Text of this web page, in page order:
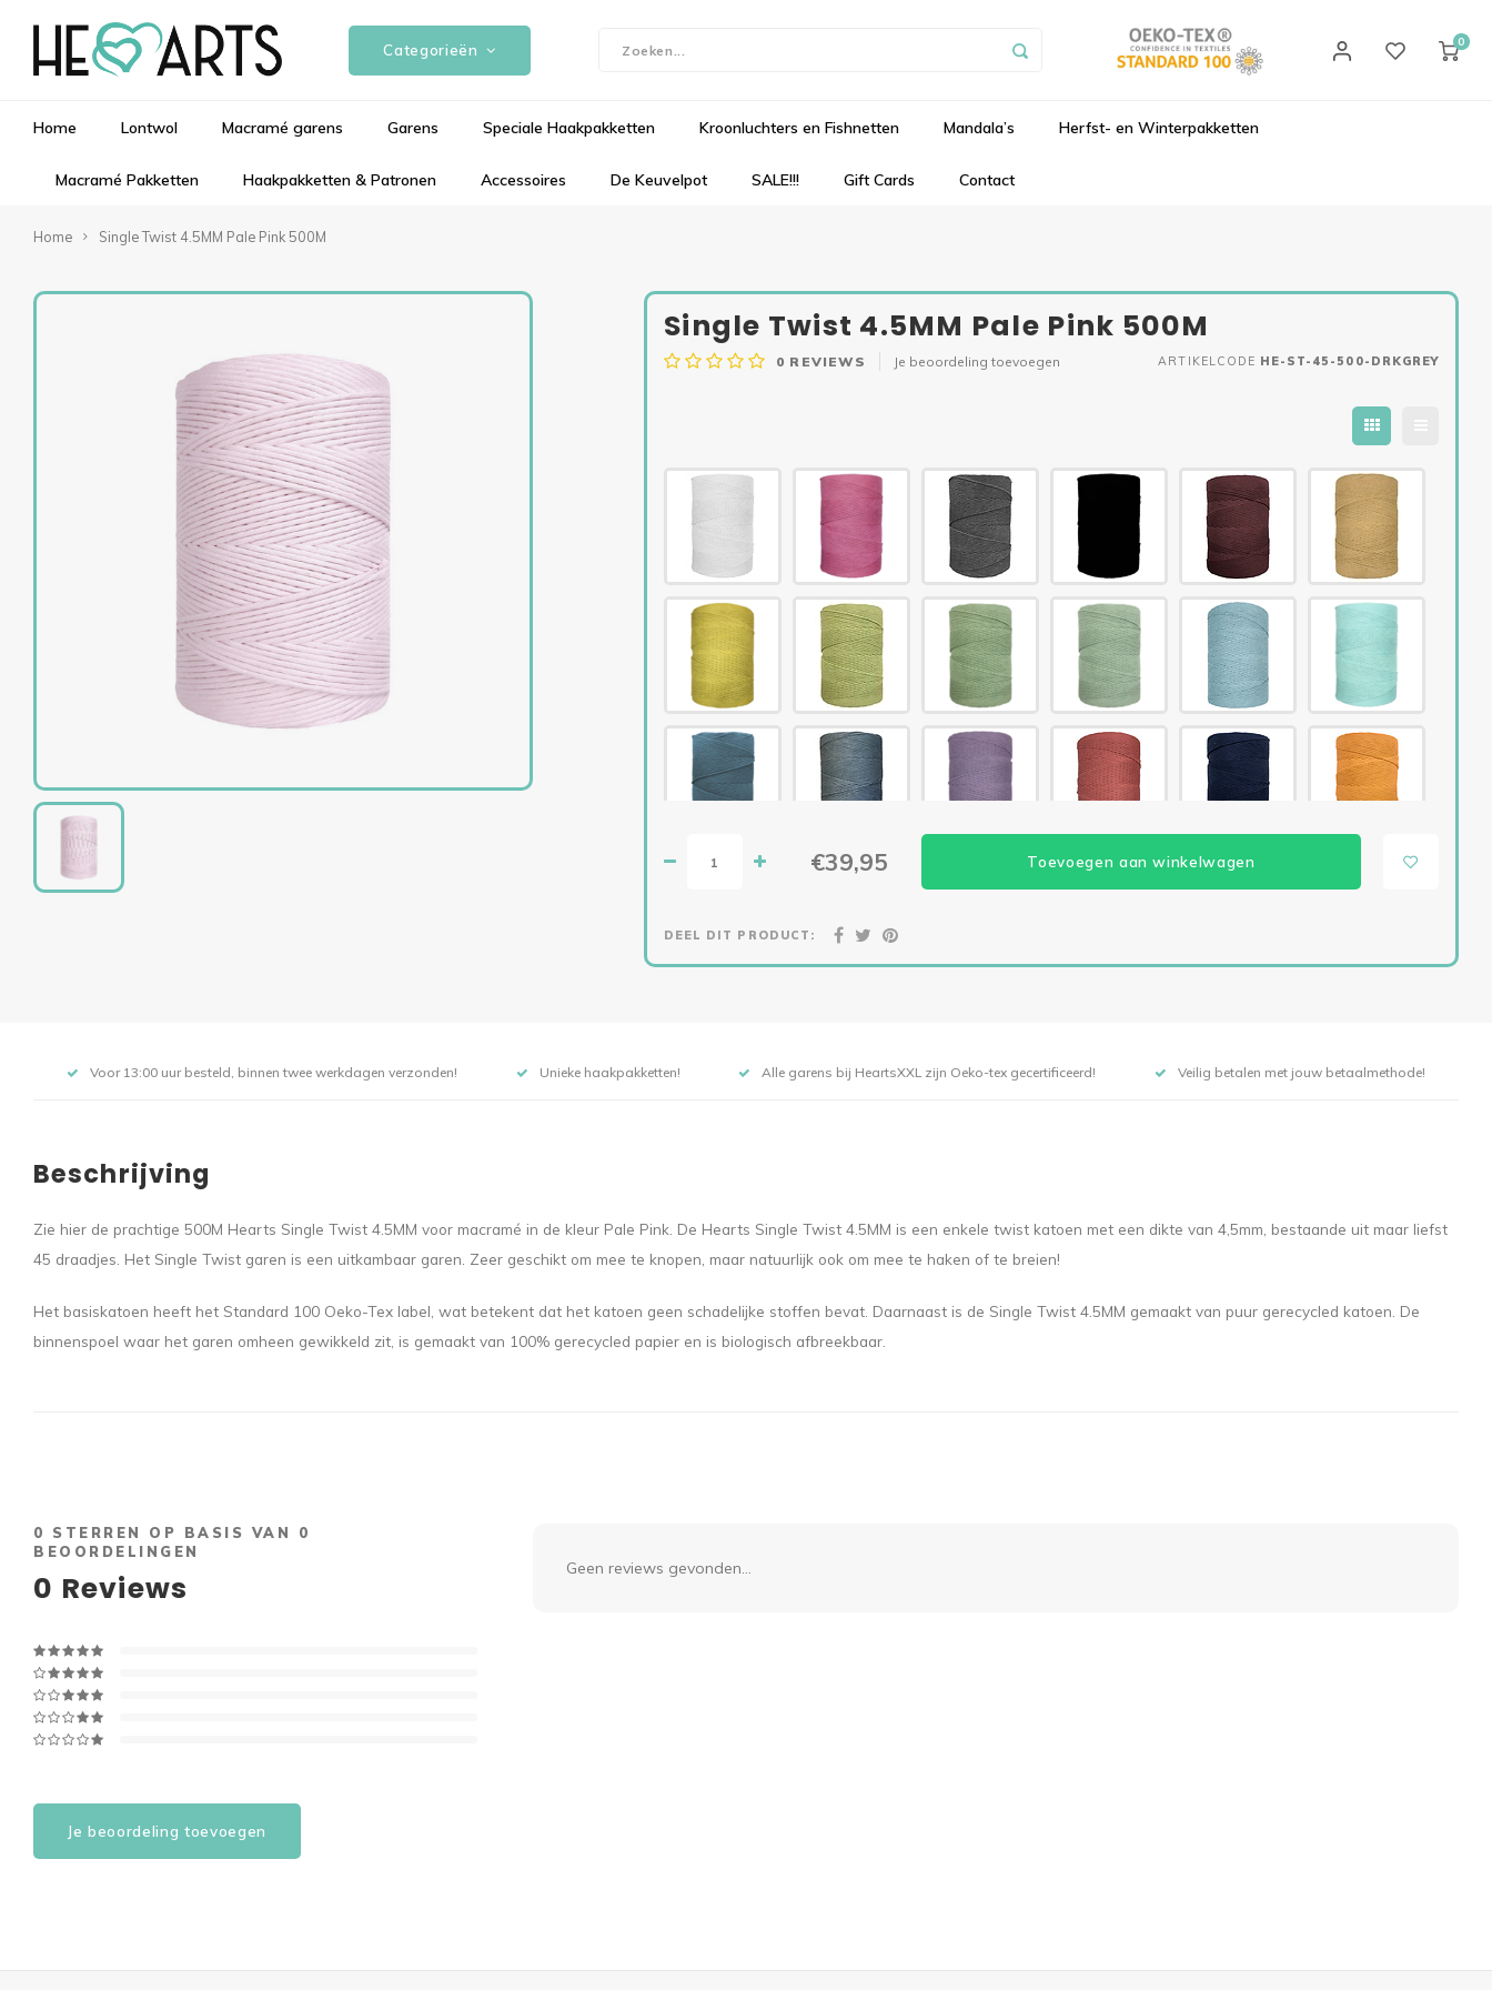
Categorieën 0
Home Lontwol Macramé garens Garens Speciale Haakpakketten Kroonluchters en Fishnetten Mandala’s Herfst- en Winterpakketten
Macramé Pakketten Haakpakketten & Patronen Accessoires De Keuvelpot SALE!!! Gift Cards Contact
Home Single Twist 4.5MM Pale Pink 500M
Single Twist 4.5MM Pale Pink 500M
0 REVIEWS Je beoordeling toevoegen ARTIKELCODE HE-ST-45-500-DRKGREY
€39,95 Toevoegen aan winkelwagen
DEEL DIT PRODUCT:
Voor 13:00 uur besteld, binnen twee werkdagen verzonden! Unieke haakpakketten! Alle garens bij HeartsXXL zijn Oeko-tex gecertificeerd! Veilig betalen met jouw betaalmethode!
Beschrijving
Zie hier de prachtige 500M Hearts Single Twist 4.5MM voor macramé in de kleur Pale Pink. De Hearts Single Twist 4.5MM is een enkele twist katoen met een dikte van 4,5mm, bestaande uit maar liefst
45 draadjes. Het Single Twist garen is een uitkambaar garen. Zeer geschikt om mee te knopen, maar natuurlijk ook om mee te haken of te breien!
Het basiskatoen heeft het Standard 100 Oeko-Tex label, wat betekent dat het katoen geen schadelijke stoffen bevat. Daarnaast is de Single Twist 4.5MM gemaakt van puur gerecycled katoen. De
binnenspoel waar het garen omheen gewikkeld zit, is gemaakt van 100% gerecycled papier en is biologisch afbreekbaar.
0 STERREN OP BASIS VAN 0
BEOORDELINGEN
0 Reviews
Je beoordeling toevoegen
Geen reviews gevonden...